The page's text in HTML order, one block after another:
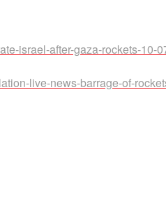
israel-after-gaza-rockets-10-
live-news-barrage-of-